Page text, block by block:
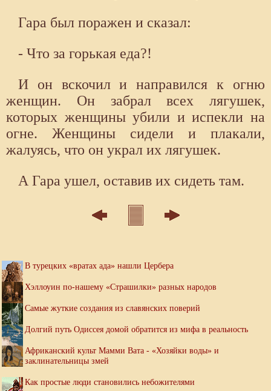
Гара был поражен и сказал:
- Что за горькая еда?!
И он вскочил и направился к огню
женщин. Он забрал всех лягушек,
которых женщины убили и испекли на
огне. Женщины сидели и плакали,
жалуясь, что он украл их лягушек.
А Гара ушел, оставив их сидеть там.
В турецких «вратах ада» нашли Цербера
Хэллоуин по-нашему «Страшилки» разных народов
Самые жуткие создания из славянских поверий
Долгий путь Одиссея домой обратится из мифа в реальность
Африканский культ Мамми Вата - «Хозяйки воды» и
заклинательницы змей
Как простые люди становились небожителями